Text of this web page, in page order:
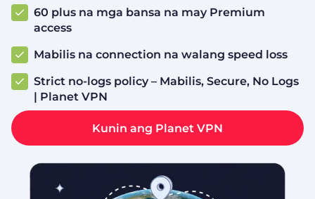
60 plus na mga bansa na may Premium
access
Mabilis na connection na walang speed loss
Strict no-logs policy – Mabilis, Secure, No Logs
| Planet VPN
Kunin ang Planet VPN